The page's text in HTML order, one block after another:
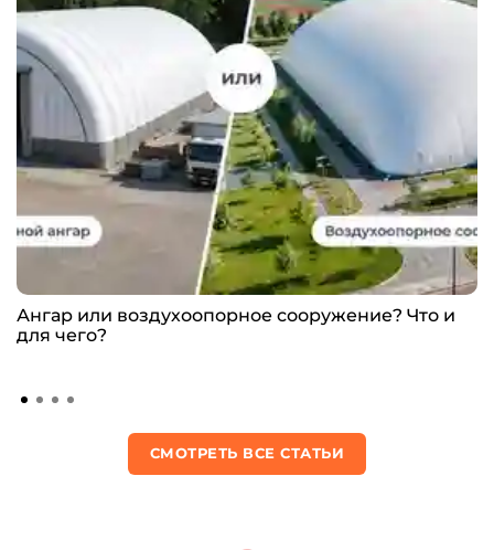
Ангар или воздухоопорное сооружение? Что и
для чего?
СМОТРЕТЬ ВСЕ СТАТЬИ